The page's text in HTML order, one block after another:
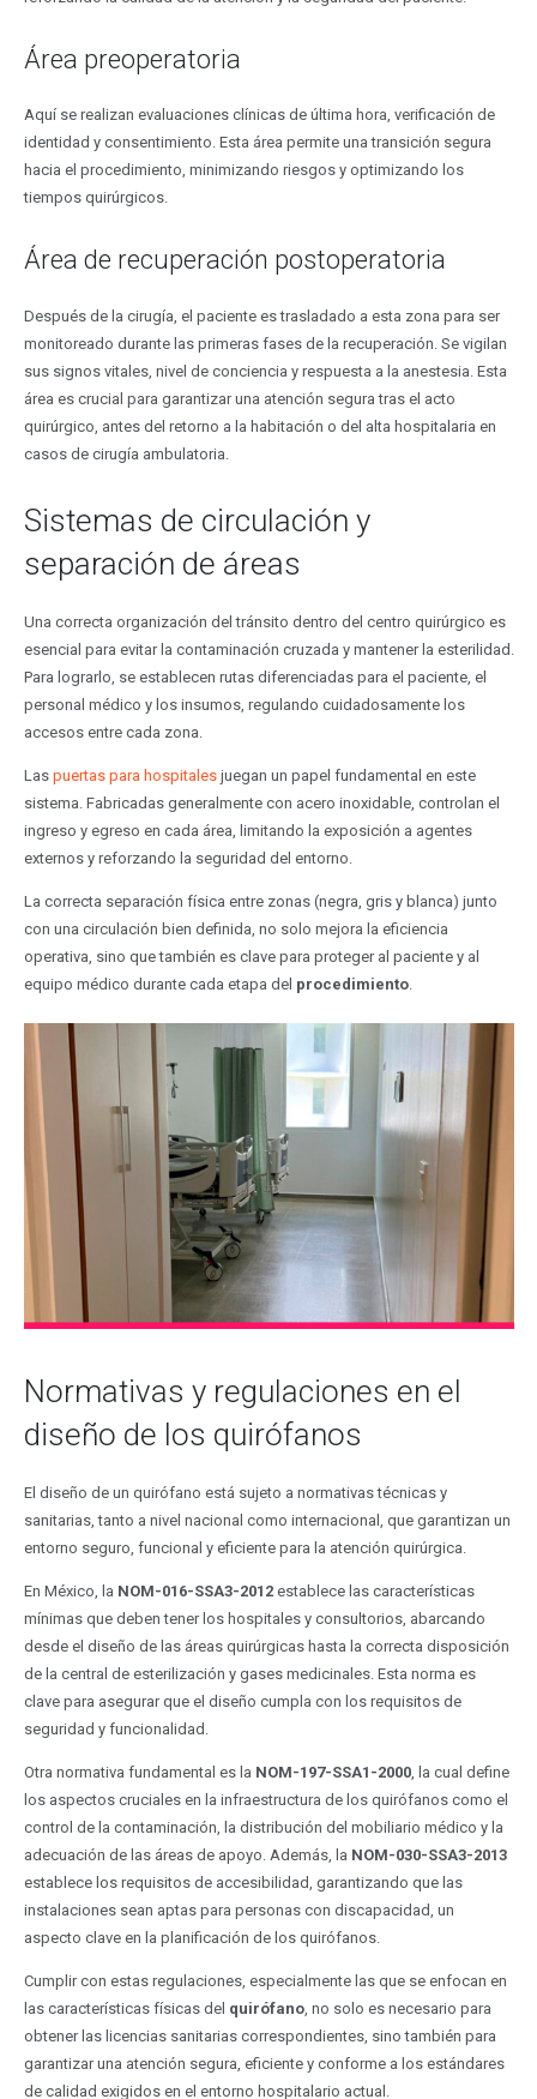
Área preoperatoria
Aquí se realizan evaluaciones clínicas de última hora, verificación de
identidad y consentimiento. Esta área permite una transición segura
hacia el procedimiento, minimizando riesgos y optimizando los
tiempos quirúrgicos.
Área de recuperación postoperatoria
Después de la cirugía, el paciente es trasladado a esta zona para ser
monitoreado durante las primeras fases de la recuperación. Se vigilan
sus signos vitales, nivel de conciencia y respuesta a la anestesia. Esta
área es crucial para garantizar una atención segura tras el acto
quirúrgico, antes del retorno a la habitación o del alta hospitalaria en
casos de cirugía ambulatoria.
Sistemas de circulación y
separación de áreas
Una correcta organización del tránsito dentro del centro quirúrgico es
esencial para evitar la contaminación cruzada y mantener la esterilidad.
Para lograrlo, se establecen rutas diferenciadas para el paciente, el
personal médico y los insumos, regulando cuidadosamente los
accesos entre cada zona.
Las puertas para hospitalesjuegan un papel fundamental en este
sistema. Fabricadas generalmente con acero inoxidable, controlan el
ingreso y egreso en cada área, limitando la exposición a agentes
externos y reforzando la seguridad del entorno.
La correcta separación física entre zonas (negra, gris y blanca) junto
con una circulación bien definida, no solo mejora la eficiencia
operativa, sino que también es clave para proteger al paciente y al
equipo médico durante cada etapa del procedimiento.
Normativas y regulaciones en el
diseño de los quirófanos
El diseño de un quirófano está sujeto a normativas técnicas y
sanitarias, tanto a nivel nacional como internacional, que garantizan un
entorno seguro, funcional y eficiente para la atención quirúrgica.
En México, la NOM-016-SSA3-2012establece las características
mínimas que deben tener los hospitales y consultorios, abarcando
desde el diseño de las áreas quirúrgicas hasta la correcta disposición
de la central de esterilización y gases medicinales. Esta norma es
clave para asegurar que el diseño cumpla con los requisitos de
seguridad y funcionalidad.
Otra normativa fundamental es la NOM-197-SSA1-2000, la cual define
los aspectos cruciales en la infraestructura de los quirófanos como el
control de la contaminación, la distribución del mobiliario médico y la
adecuación de las áreas de apoyo. Además, la NOM-030-SSA3-2013
establece los requisitos de accesibilidad, garantizando que las
instalaciones sean aptas para personas con discapacidad, un
aspecto clave en la planificación de los quirófanos.
Cumplir con estas regulaciones, especialmente las que se enfocan en
las características físicas del quirófano, no solo es necesario para
obtener las licencias sanitarias correspondientes, sino también para
garantizar una atención segura, eficiente y conforme a los estándares
de calidad exigidos en el entorno hospitalario actual.